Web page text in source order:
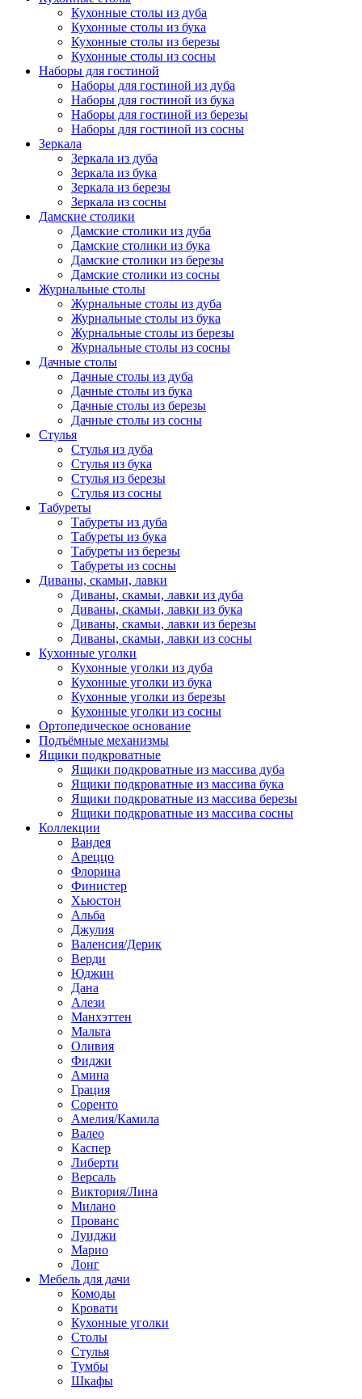
Кухонные столы из дуба
Кухонные столы из бука
Кухонные столы из березы
Кухонные столы из сосны
Наборы для гостиной
Наборы для гостиной из дуба
Наборы для гостиной из бука
Наборы для гостиной из березы
Наборы для гостиной из сосны
Зеркала
Зеркала из дуба
Зеркала из бука
Зеркала из березы
Зеркала из сосны
Дамские столики
Дамские столики из дуба
Дамские столики из бука
Дамские столики из березы
Дамские столики из сосны
Журнальные столы
Журнальные столы из дуба
Журнальные столы из бука
Журнальные столы из березы
Журнальные столы из сосны
Дачные столы
Дачные столы из дуба
Дачные столы из бука
Дачные столы из березы
Дачные столы из сосны
Стулья
Стулья из дуба
Стулья из бука
Стулья из березы
Стулья из сосны
Табуреты
Табуреты из дуба
Табуреты из бука
Табуреты из березы
Табуреты из сосны
Диваны, скамьи, лавки
Диваны, скамьи, лавки из дуба
Диваны, скамьи, лавки из бука
Диваны, скамьи, лавки из березы
Диваны, скамьи, лавки из сосны
Кухонные уголки
Кухонные уголки из дуба
Кухонные уголки из бука
Кухонные уголки из березы
Кухонные уголки из сосны
Ортопедическое основание
Подъёмные механизмы
Ящики подкроватные
Ящики подкроватные из массива дуба
Ящики подкроватные из массива бука
Ящики подкроватные из массива березы
Ящики подкроватные из массива сосны
Коллекции
Вандея
Ареццо
Флорина
Финистер
Хьюстон
Альба
Джулия
Валенсия/Дерик
Верди
Юджин
Дана
Алези
Манхэттен
Мальта
Оливия
Фиджи
Амина
Грация
Соренто
Амелия/Камила
Валео
Каспер
Либерти
Версаль
Виктория/Лина
Милано
Прованс
Луиджи
Марио
Лонг
Мебель для дачи
Комоды
Кровати
Кухонные уголки
Столы
Стулья
Тумбы
Шкафы